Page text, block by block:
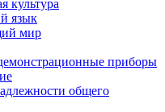
культура
язык
мир
приборы
общего